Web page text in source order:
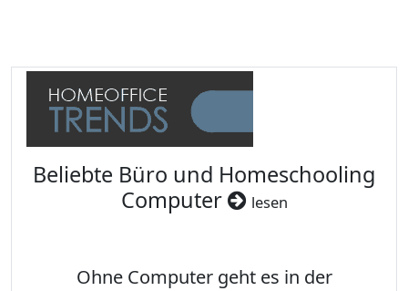
Beliebte Büro und Homeschooling
Computer
lesen
Ohne Computer geht es in der